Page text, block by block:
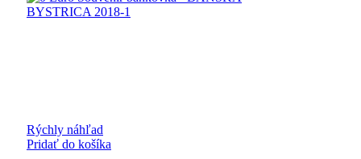
Rýchly náhľad
Pridať do košíka